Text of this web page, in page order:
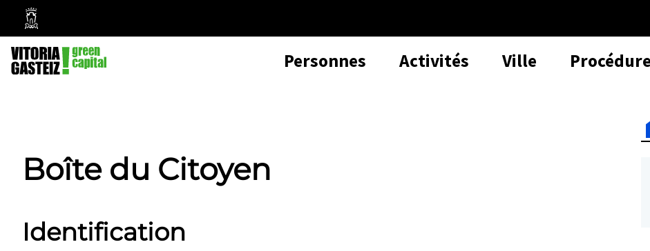
Mairie
de
Vitoria-
Gasteiz
Personnes Activités Ville
Boîte du Citoyen
Identification